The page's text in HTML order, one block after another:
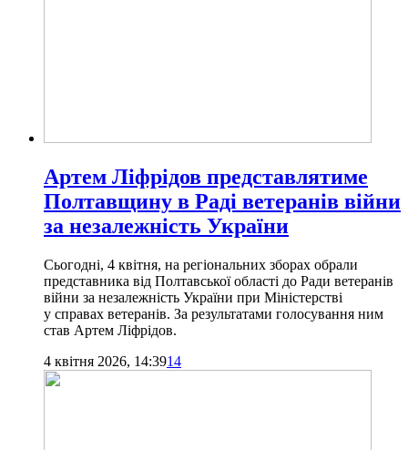
Артем Ліфрідов представлятиме
Полтавщину в Раді ветеранів війни
за незалежність України
Сьогодні, 4 квітня, на регіональних зборах обрали
представника від Полтавської області до Ради ветеранів
війни за незалежність України при Міністерстві
у справах ветеранів. За результатами голосування ним
став Артем Ліфрідов.
4 квітня 2026, 14:3914